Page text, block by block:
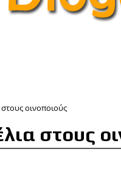
οινοποιούς
στους